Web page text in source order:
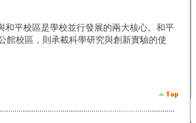
和平校區是學校並行發展的兩大核心。和平
館校區，則承載科學研究與創新實驗的使